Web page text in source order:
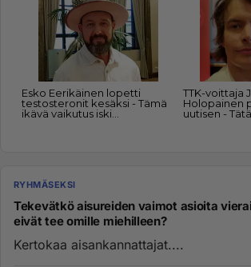
RYHMÄSEKSI
Tekevätkö aisureiden vaimot asioita
eivät tee omille miehilleen?
Kertokaa aisankannattajat....